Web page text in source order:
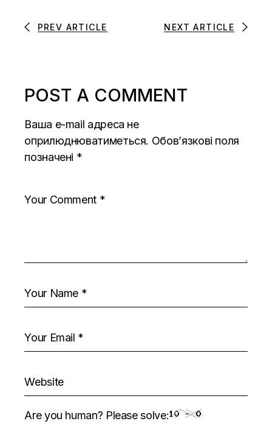
PREV ARTICLE NEXT ARTICLE
POST A COMMENT
Ваша e-mail адреса не
оприлюднюватиметься. Обов’язкові поля
позначені *
Are you human? Please solve: